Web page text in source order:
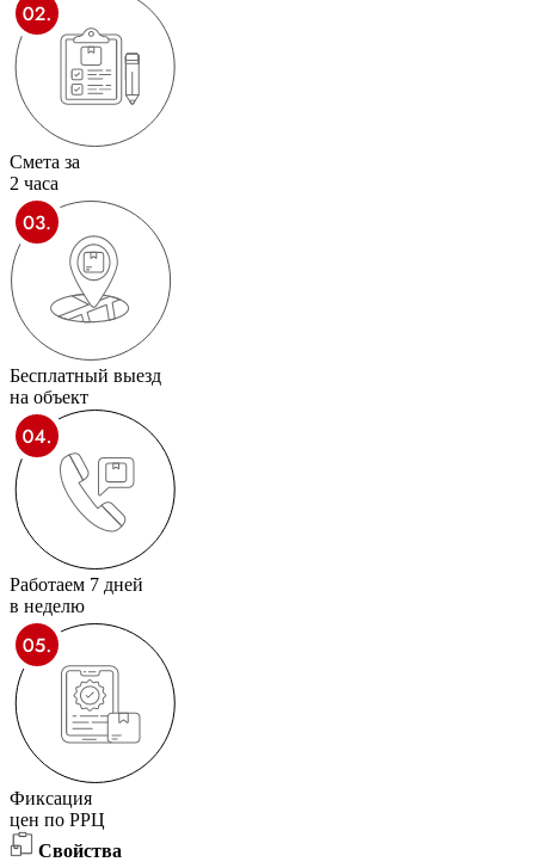
Смета за
2 часа
Бесплатный выезд
на объект
Работаем 7 дней
в неделю
Фиксация
цен по РРЦ
Свойства